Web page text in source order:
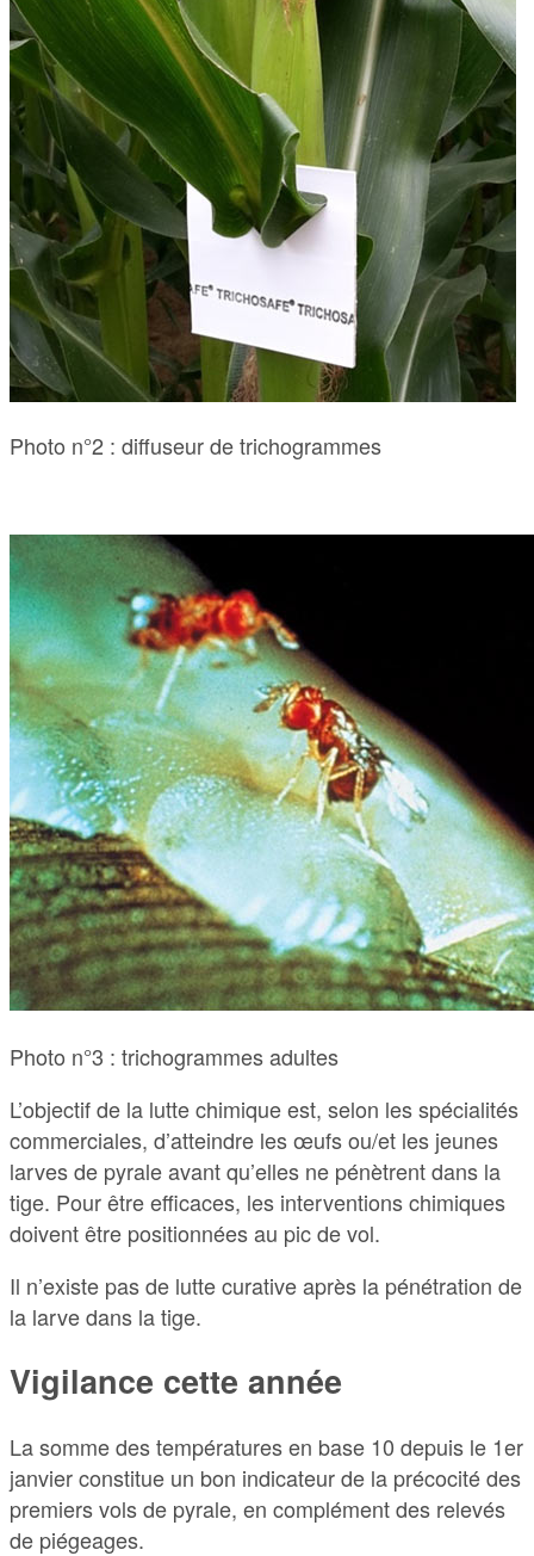
Photo n°2 : diffuseur de trichogrammes
Photo n°3 : trichogrammes adultes
L’objectif de la lutte chimique est, selon les spécialités
commerciales, d’atteindre les œufs ou/et les jeunes
larves de pyrale avant qu’elles ne pénètrent dans la
tige. Pour être efficaces, les interventions chimiques
doivent être positionnées au pic de vol.
Il n’existe pas de lutte curative après la pénétration de
la larve dans la tige.
Vigilance cette année
La somme des températures en base 10 depuis le 1er
janvier constitue un bon indicateur de la précocité des
premiers vols de pyrale, en complément des relevés
de piégeages.